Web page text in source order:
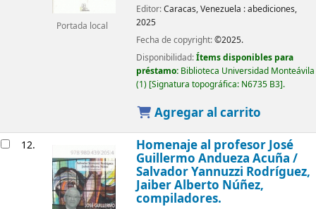
Portada local
Editor:Caracas, Venezuela :abediciones,
2025
Fecha de copyright:©2025.
Disponibilidad:Ítems disponibles para
préstamo: Biblioteca Universidad Monteávila
(1) Signatura topográfica: N6735 B3 .
Agregar al carrito
12. Homenaje al profesor José
Guillermo Andueza Acuña /
Salvador Yannuzzi Rodríguez,
Jaiber Alberto Núñez,
compiladores.